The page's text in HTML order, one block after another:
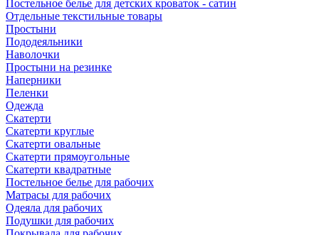
Постельное белье для детских кроваток - сатин
Отдельные текстильные товары
Простыни
Пододеяльники
Наволочки
Простыни на резинке
Наперники
Пеленки
Одежда
Скатерти
Скатерти круглые
Скатерти овальные
Скатерти прямоугольные
Скатерти квадратные
Постельное белье для рабочих
Матрасы для рабочих
Одеяла для рабочих
Подушки для рабочих